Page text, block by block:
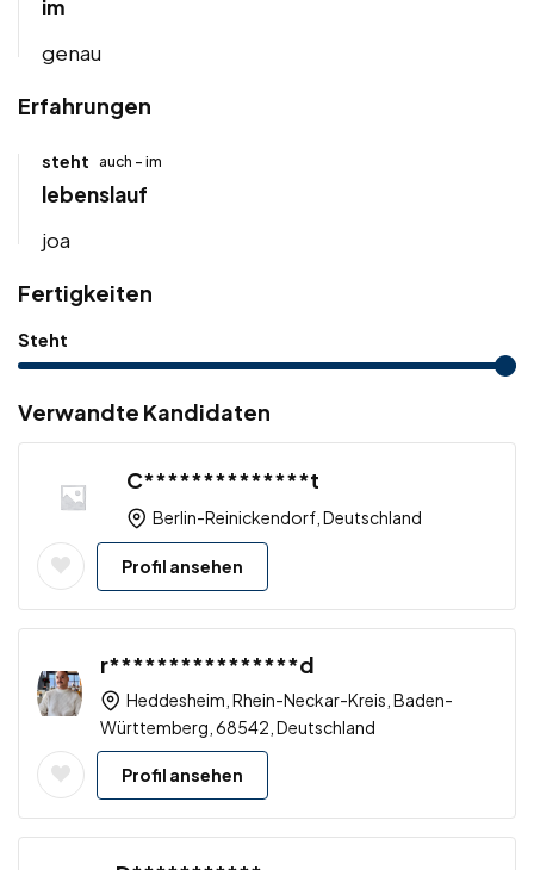
im
genau
Erfahrungen
steht auch - im
lebenslauf
joa
Fertigkeiten
Steht
Verwandte Kandidaten
C**************t
Berlin-Reinickendorf, Deutschland
Profil ansehen
r****************d
Heddesheim, Rhein-Neckar-Kreis, Baden-
Württemberg, 68542, Deutschland
Profil ansehen